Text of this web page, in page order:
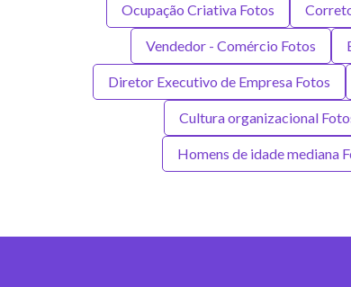
Ocupação Criativa Fotos
Vendedor - Comércio Fotos
Diretor Executivo de Empresa Fotos
Cultura organizacional
Homens de idade mediana